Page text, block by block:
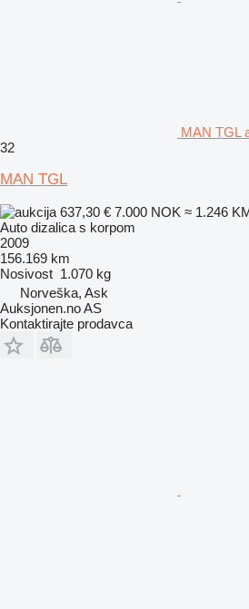
MAN TGL
32
MAN TGL
637,30 € 7.000 NOK ≈ 1.246
Auto dizalica s korpom
2009
156.169 km
Nosivost 1.070 kg
Norveška, Ask
Auksjonen.no AS
Kontaktirajte prodavca